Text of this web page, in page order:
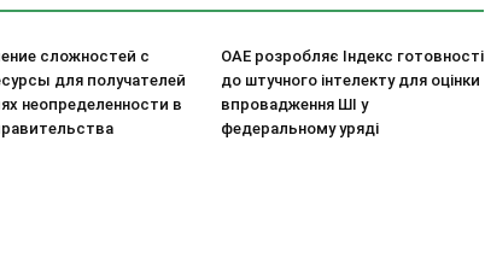
сложностей с
для получателей
неопределенности в
ОАЕ розробляє Індекс готовності
до штучного інтелекту для оцінки
впровадження ШІ у
федеральному уряді